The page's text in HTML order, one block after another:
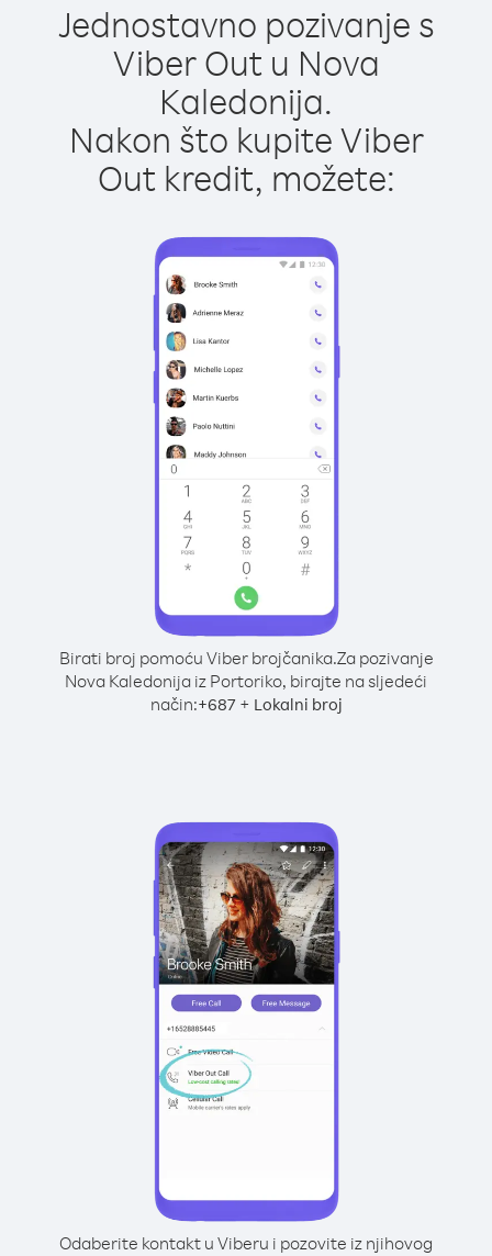
Jednostavno pozivanje s
Viber Out u Nova
Kaledonija.
Nakon što kupite Viber
Out kredit, možete:
Birati broj pomoću Viber brojčanika.Za pozivanje
Nova Kaledonija iz Portoriko, birajte na sljedeći
način:+687+ Lokalni broj
Odaberite kontakt u Viberu i pozovite iz njihovog